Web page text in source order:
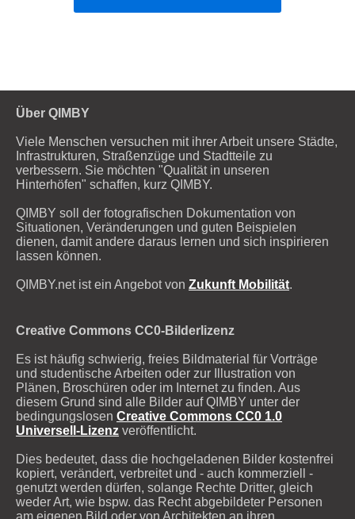
Über QIMBY
Viele Menschen versuchen mit ihrer Arbeit unsere Städte,
Infrastrukturen, Straßenzüge und Stadtteile zu
verbessern. Sie möchten "Qualität in unseren
Hinterhöfen" schaffen, kurz QIMBY.
QIMBY soll der fotografischen Dokumentation von
Situationen, Veränderungen und guten Beispielen
dienen, damit andere daraus lernen und sich inspirieren
lassen können.
QIMBY.net ist ein Angebot von Zukunft Mobilität.
Creative Commons CC0-Bilderlizenz
Es ist häufig schwierig, freies Bildmaterial für Vorträge
und studentische Arbeiten oder zur Illustration von
Plänen, Broschüren oder im Internet zu finden. Aus
diesem Grund sind alle Bilder auf QIMBY unter der
bedingungslosen Creative Commons CC0 1.0
Universell-Lizenz veröffentlicht.
Dies bedeutet, dass die hochgeladenen Bilder kostenfrei
kopiert, verändert, verbreitet und - auch kommerziell -
genutzt werden dürfen, solange Rechte Dritter, gleich
weder Art, wie bspw. das Recht abgebildeter Personen
am eigenen Bild oder von Architekten an ihren